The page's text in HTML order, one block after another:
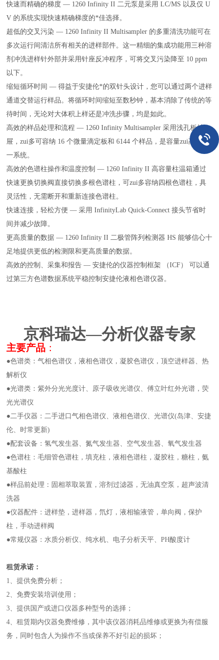
快速而精确的梯度 — 1260 Infinity II 二元泵是采用 LC/MS 以及仅 U
V 的系统实现快速精确梯度的*佳选择。
超低的交叉污染 — 1260 Infinity II Multisampler 的多重清洗功能可在
多次运行间清洁所有相关的进样部件。这一精细的集成功能用三种溶
剂冲洗进样针外部并采用针座反冲程序，可将交叉污染降至 10 ppm
以下。
缩短循环时间 — 得益于安捷伦*的双针头设计，您可以通过两个进样
通道交替运行样品。将循环时间缩短至数秒钟，基本消除了传统的等
待时间，无论对大体积上样还是冲洗步骤，均是如此。
高效的样品处理和流程 — 1260 Infinity Multisampler 采用浅孔板抽
屉，zui多可容纳 16 个微量滴定板和 6144 个样品，是容量zui高的单
一系统。
高效的色谱柱操作和温度控制 — 1260 Infinity II 高容量柱温箱通过
快速更换切换阀直接切换多根色谱柱，可zui多容纳四根色谱柱，具
灵活性，无需断开和重新连接色谱柱。
快速连接，轻松方便 — 采用 InfinityLab Quick-Connect 接头节省时
间并减少故障。
更高质量的数据 — 1260 Infinity II 二极管阵列检测器 HS 能够信心十
足地提供更低的检测限和更高质量的数据。
高效的控制、采集和报告 — 安捷伦的仪器控制框架 （ICF） 可以通
过第三方色谱数据系统平稳控制安捷伦液相色谱仪器。
京科瑞达—分析仪器专家
主要产品 ：
●色谱类：气相色谱仪，液相色谱仪，凝胶色谱仪，顶空进样器、热
解析仪
●光谱类：紫外分光光度计、原子吸收光谱仪、傅立叶红外光谱，荧
光光谱仪
●二手仪器：二手进口气相色谱仪、液相色谱仪、光谱仪(岛津、安捷
伦、时常更新)
●配套设备：氢气发生器、氮气发生器、空气发生器、氧气发生器
●色谱柱：毛细管色谱柱，填充柱，液相色谱柱，凝胶柱，糖柱，氨
基酸柱
●样品前处理：固相萃取装置，溶剂过滤器，无油真空泵，超声波清
洗器
●仪器配件：进样垫，进样器，氘灯，液相输液管，单向阀，保护
柱，手动进样阀
●常规仪器：水质分析仪、纯水机、电子分析天平、PH酸度计
租赁承诺：
1、提供免费分析；
2、免费安装培训使用；
3、提供国产或进口仪器多种型号的选择；
4、租赁期内仪器免费维修，其中该仪器消耗品维修或更换为有偿服
务，同时包含人为操作不当或保养不好引起的损坏；